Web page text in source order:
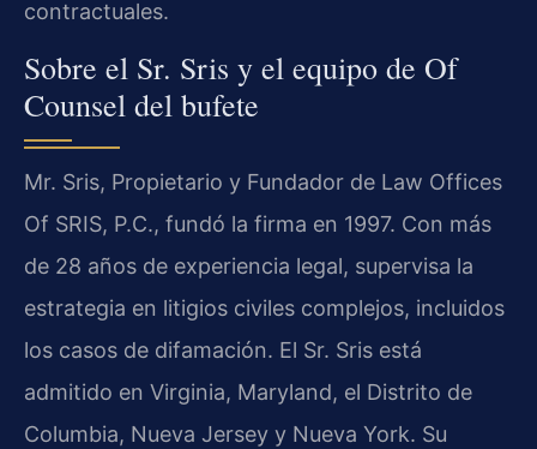
contractuales.
Sobre el Sr. Sris y el equipo de Of
Counsel del bufete
Mr. Sris, Propietario y Fundador de Law Offices
Of SRIS, P.C., fundó la firma en 1997. Con más
de 28 años de experiencia legal, supervisa la
estrategia en litigios civiles complejos, incluidos
los casos de difamación. El Sr. Sris está
admitido en Virginia, Maryland, el Distrito de
Columbia, Nueva Jersey y Nueva York. Su